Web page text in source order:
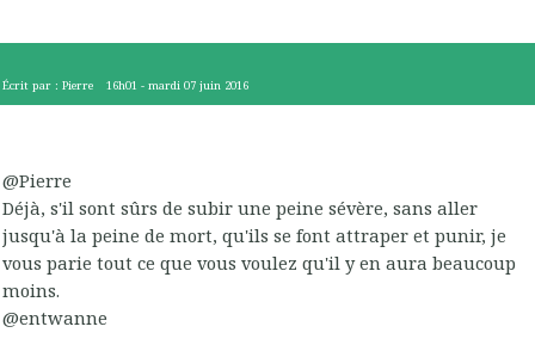
Écrit par : Pierre 16h01 -mardi 07 juin 2016
@Pierre
Déjà, s'il sont sûrs de subir une peine sévère, sans aller
jusqu'à la peine de mort, qu'ils se font attraper et punir, je
vous parie tout ce que vous voulez qu'il y en aura beaucoup
moins.
@entwanne